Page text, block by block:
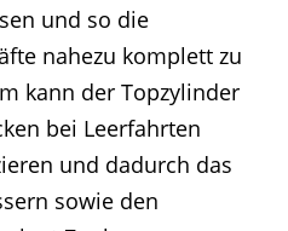
und so die
nahezu komplett zu
kann der Topzylinder
bei Leerfahrten
und dadurch das
sowie den